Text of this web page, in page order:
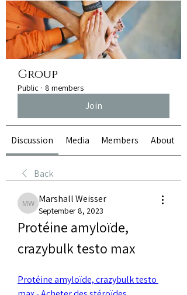
Group
Public · 8 members
Join
Discussion Media Members About
Back
Marshall Weisser
Marshall Weisser
September 8, 2023
Protéine amyloïde,
crazybulk testo max
Protéine amyloïde, crazybulk testo